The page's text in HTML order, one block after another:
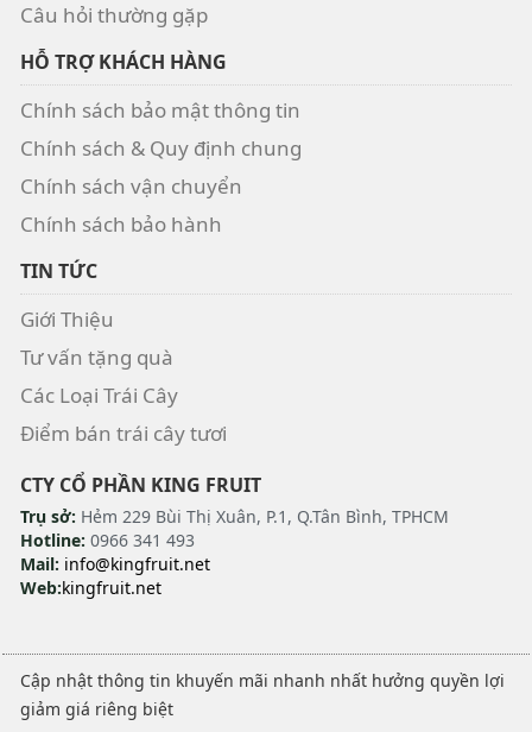
Câu hỏi thường gặp
HỖ TRỢ KHÁCH HÀNG
Chính sách bảo mật thông tin
Chính sách & Quy định chung
Chính sách vận chuyển
Chính sách bảo hành
TIN TỨC
Giới Thiệu
Tư vấn tặng quà
Các Loại Trái Cây
Điểm bán trái cây tươi
CTY CỔ PHẦN KING FRUIT
Trụ sở: Hẻm 229 Bùi Thị Xuân, P.1, Q.Tân Bình, TPHCM
Hotline: 0966 341 493
Mail: info@kingfruit.net
Web:kingfruit.net
Cập nhật thông tin khuyến mãi nhanh nhất hưởng quyền lợi
giảm giá riêng biệt